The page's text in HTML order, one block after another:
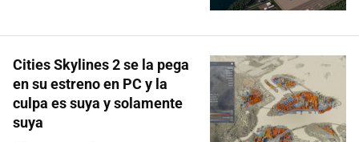
Cities Skylines 2 se la pega
en su estreno en PC y la
culpa es suya y solamente
suya